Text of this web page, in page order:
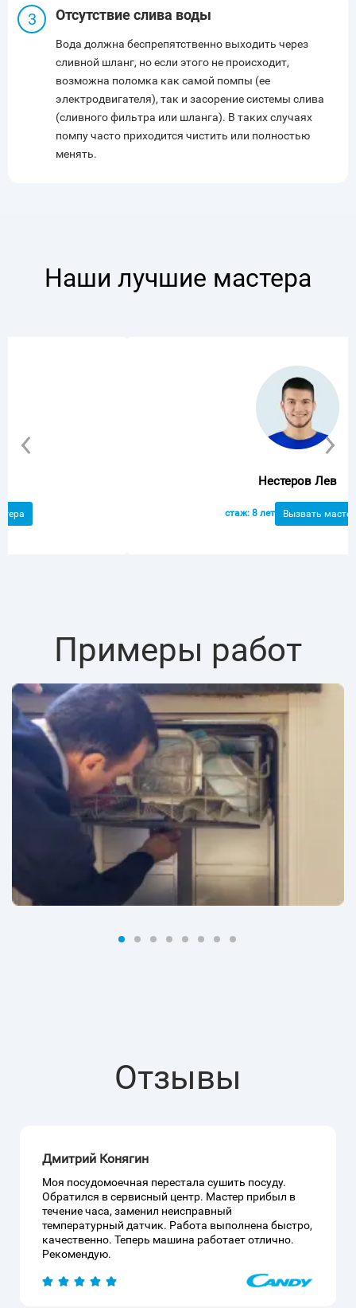
Отсутствие слива воды
Вода должна беспрепятственно выходить через
сливной шланг, но если этого не происходит,
возможна поломка как самой помпы (ее
электродвигателя), так и засорение системы слива
(сливного фильтра или шланга). В таких случаях
помпу часто приходится чистить или полностью
менять.
Наши лучшие мастера
Вызвать мастера
Примеры работ
Отзывы
Дмитрий Конягин
Моя посудомоечная перестала сушить посуду.
Обратился в сервисный центр. Мастер прибыл в
течение часа, заменил неисправный
температурный датчик. Работа выполнена быстро,
качественно. Теперь машина работает отлично.
Рекомендую.